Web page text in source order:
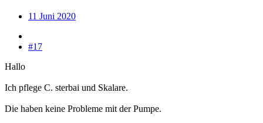
11 Juni 2020
#17
Hallo
Ich pflege C. sterbai und Skalare.
Die haben keine Probleme mit der Pumpe.